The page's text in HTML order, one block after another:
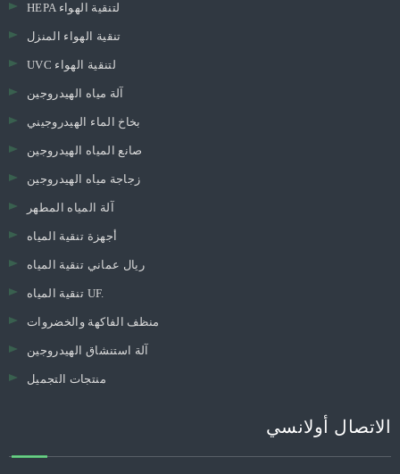
HEPA لتنقية الهواء
تنقية الهواء المنزل
UVC لتنقية الهواء
آلة مياه الهيدروجين
بخاخ الماء الهيدروجيني
صانع المياه الهيدروجين
زجاجة مياه الهيدروجين
آلة المياه المطهر
أجهزة تنقية المياه
ريال عماني تنقية المياه
تنقية المياه UF.
منظف ​​الفاكهة والخضروات
آلة استنشاق الهيدروجين
منتجات التجميل
الاتصال أولانسي